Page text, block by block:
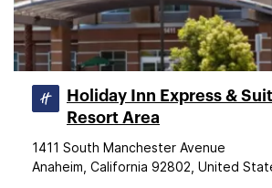
Holiday Inn Express &
Resort Area
1411 South Manchester Avenue
Anaheim, California 92802, United